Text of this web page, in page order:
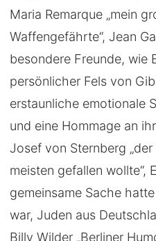
Maria Remarque „mein
Waffengefährte“, Jean
besondere Freunde, wie
persönlicher Fels von
erstaunliche emotionale
und eine Hommage an
Josef von Sternberg
meisten gefallen wollte“,
gemeinsame Sache
war, Juden aus
Billy Wilder „Berliner